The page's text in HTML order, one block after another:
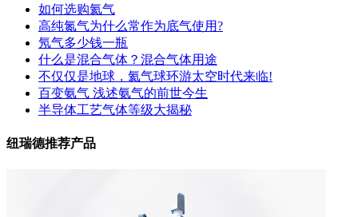
如何选购氦气
高纯氮气为什么常作为底气使用?
氖气多少钱一瓶
什么是混合气体？混合气体用途
不仅仅是地球，氦气球环游太空时代来临!
百变氨气 浅述氨气的前世今生
半导体工艺气体等级大揭秘
纽瑞德推荐产品